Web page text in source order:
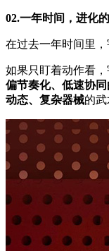
02.一年时间，进化
在过去一年时间里
如果只盯着动作看
偏节奏化、低速协
动态、复杂器械的武